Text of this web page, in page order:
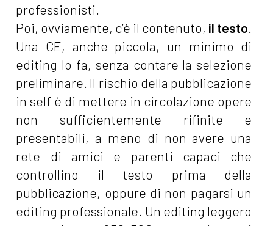
professionisti.
Poi, ovviamente, c’è il contenuto, il testo.
Una CE, anche piccola, un minimo di
editing lo fa, senza contare la selezione
preliminare. Il rischio della pubblicazione
in self è di mettere in circolazione opere
non sufficientemente rifinite e
presentabili, a meno di non avere una
rete di amici e parenti capaci che
controllino il testo prima della
pubblicazione, oppure di non pagarsi un
editing professionale. Un editing leggero